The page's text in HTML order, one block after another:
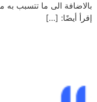
بالاضافة الى ما تتسبب
إقرأ أيضًا: […]